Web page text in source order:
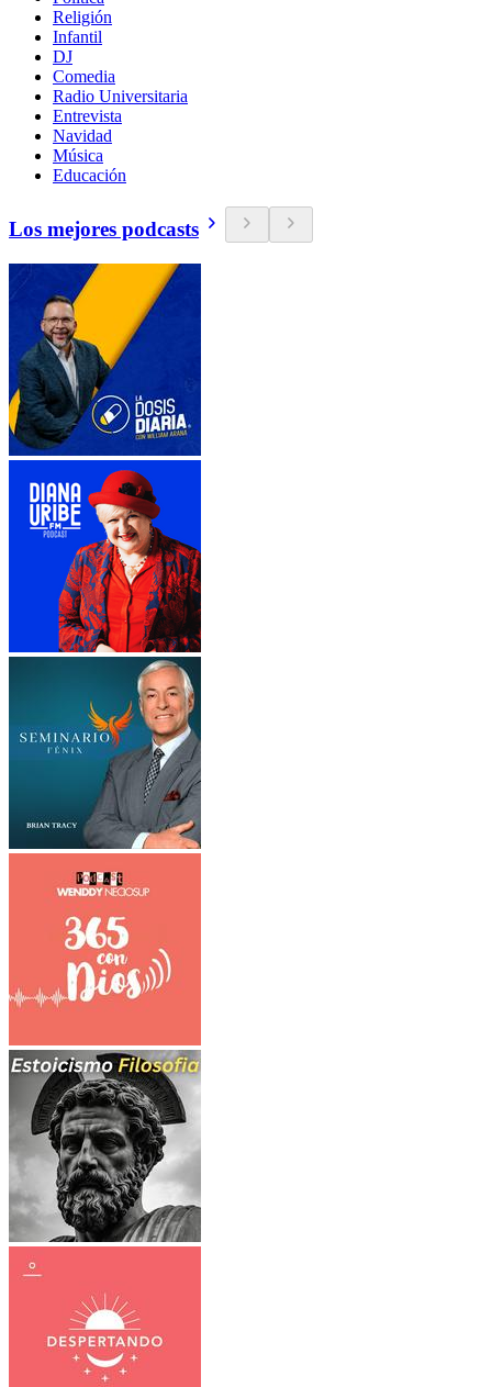
Religión
Infantil
DJ
Comedia
Radio Universitaria
Entrevista
Navidad
Música
Educación
Los mejores podcasts